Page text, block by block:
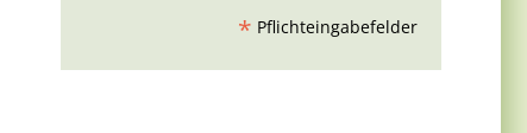
* Pflichteingabefelder